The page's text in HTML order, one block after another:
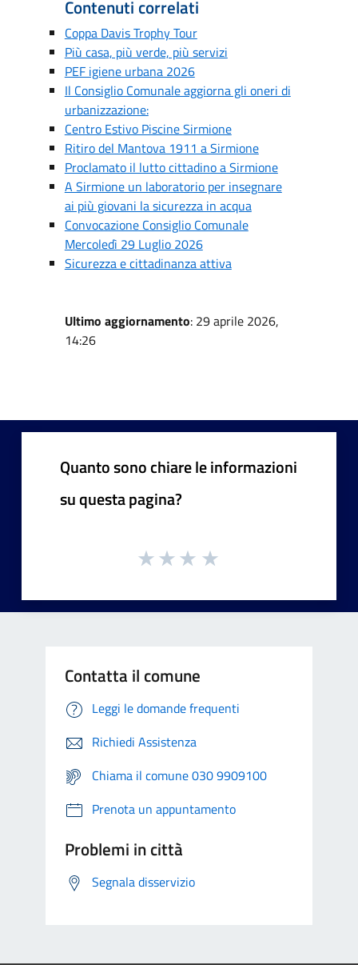
Contenuti correlati
Coppa Davis Trophy Tour
Più casa, più verde, più servizi
PEF igiene urbana 2026
Il Consiglio Comunale aggiorna gli oneri di
urbanizzazione:
Centro Estivo Piscine Sirmione
Ritiro del Mantova 1911 a Sirmione
Proclamato il lutto cittadino a Sirmione
A Sirmione un laboratorio per insegnare
ai più giovani la sicurezza in acqua
Convocazione Consiglio Comunale
Mercoledì 29 Luglio 2026
Sicurezza e cittadinanza attiva
Ultimo aggiornamento: 29 aprile 2026,
14:26
Quanto sono chiare le informazioni
su questa pagina?
Contatta il comune
Leggi le domande frequenti
Richiedi Assistenza
Chiama il comune 030 9909100
Prenota un appuntamento
Problemi in città
Segnala disservizio